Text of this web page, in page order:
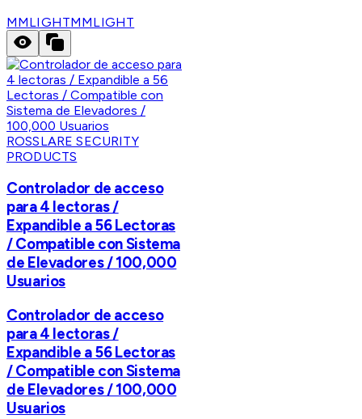
MMLIGHTMMLIGHT
ROSSLARE SECURITY
PRODUCTS
Controlador de acceso
para 4 lectoras /
Expandible a 56 Lectoras
/ Compatible con Sistema
de Elevadores / 100,000
Usuarios
Controlador de acceso
para 4 lectoras /
Expandible a 56 Lectoras
/ Compatible con Sistema
de Elevadores / 100,000
Usuarios